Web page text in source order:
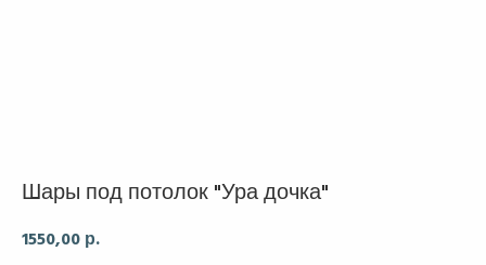
Шары под потолок "Ура дочка"
1550,00 р.